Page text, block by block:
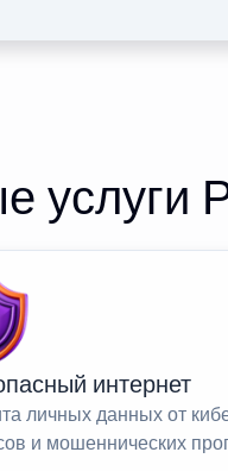
услуги
интернет
личных данных от
и мошеннических